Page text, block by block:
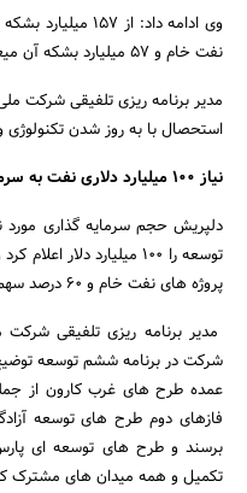
نفت خام و 57 میلیارد بشکه آن میعانات گازی و گاز مایع است.
مدیر برنامه ریزی تلفیقی شرکت
استحصال با به روز شدن تکنولوژی
نیاز 100 میلیارد دلاری نفت به سرمایه گذاری در برنامه ششم
دلپریش حجم سرمایه گذاری مورد
پروژه های نفت خام و 60 درصد سهم توسعه پروژه های گازی است.
مدیر برنامه ریزی تلفیقی
شرکت در برنامه ششم توسعه
عمده طرح های غرب کارون از
فازهای دوم طرح های توسعه
تکمیل و همه میدان های مشترک